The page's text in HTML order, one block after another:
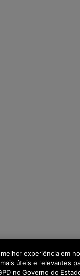
experiência em
úteis e relevantes
no Governo do